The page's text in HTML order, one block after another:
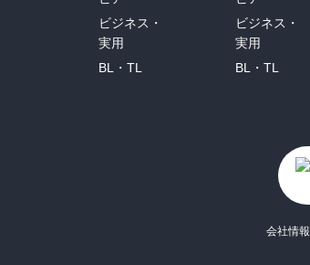
ビジネス・
実用
BL・TL
ビジネス・
実用
BL・TL
会社情報